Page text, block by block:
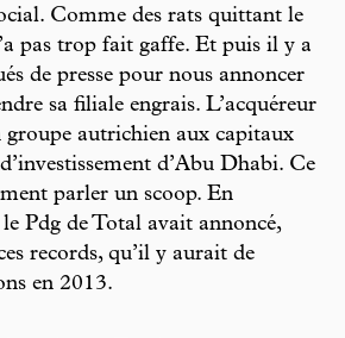
Comme des rats quittant le
pas trop fait gaffe. Et puis il y a
de presse pour nous annoncer
sa filiale engrais. L’acquéreur
groupe autrichien aux capitaux
d’Abu Dhabi. Ce
parler un scoop. En
Pdg de Total avait annoncé,
records, qu’il y aurait de
en 2013.